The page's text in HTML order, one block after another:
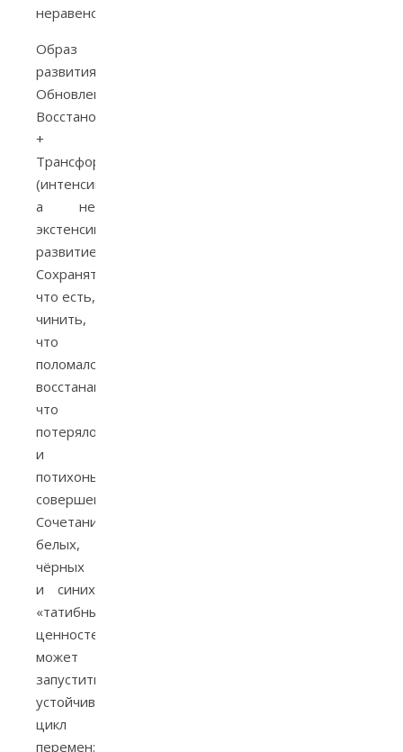
неравенства).
Образ
развития:
Обновление/
Восстановление
+
Трансформация
(интенсивное,
а не
экстенсивное
развитие).
Сохранять,
что есть,
чинить,
что
поломалось,
восстанавливать,
что
потерялось,
и
потихоньку
совершенствовать.
Сочетание
белых,
чёрных
и синих
«татибных»
ценностей
может
запустить
устойчивый
цикл
перемен: